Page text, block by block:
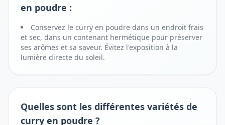
en poudre :
Conservez le curry en poudre dans un endroit frais
et sec, dans un contenant hermétique pour préserver
ses arômes et sa saveur. Évitez l'exposition à la
lumière directe du soleil.
Quelles sont les différentes variétés de
curry en poudre ?